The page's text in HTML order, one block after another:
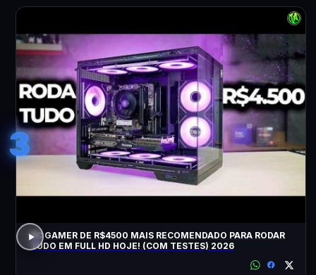
3
PC GAMER DE R$4500 MAIS RECOMENDADO PARA RODAR
TUDO EM FULL HD HOJE! (COM TESTES) 2026